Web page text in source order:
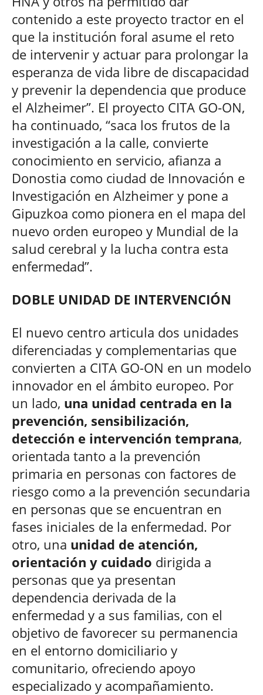
contenido a este proyecto tractor en el
que la institución foral asume el reto
de intervenir y actuar para prolongar la
esperanza de vida libre de discapacidad
y prevenir la dependencia que produce
el Alzheimer”. El proyecto CITA GO-ON,
ha continuado, “saca los frutos de la
investigación a la calle, convierte
conocimiento en servicio, afianza a
Donostia como ciudad de Innovación e
Investigación en Alzheimer y pone a
Gipuzkoa como pionera en el mapa del
nuevo orden europeo y Mundial de la
salud cerebral y la lucha contra esta
enfermedad”.
DOBLE UNIDAD DE INTERVENCIÓN
El nuevo centro articula dos unidades
diferenciadas y complementarias que
convierten a CITA GO-ON en un modelo
innovador en el ámbito europeo. Por
un lado, una unidad centrada en la
prevención, sensibilización,
detección e intervención temprana,
orientada tanto a la prevención
primaria en personas con factores de
riesgo como a la prevención secundaria
en personas que se encuentran en
fases iniciales de la enfermedad. Por
otro, una unidad de atención,
orientación y cuidado dirigida a
personas que ya presentan
dependencia derivada de la
enfermedad y a sus familias, con el
objetivo de favorecer su permanencia
en el entorno domiciliario y
comunitario, ofreciendo apoyo
especializado y acompañamiento.